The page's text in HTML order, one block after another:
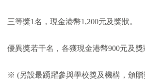
三等獎1名，現金港幣1,200元及獎狀。
優異獎若干名，各獲現金港幣900元及獎
※ (另設最踴躍參與學校獎及機構，頒贈